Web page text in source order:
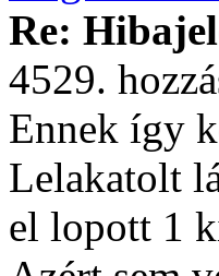
Re:
4529.
Ennek így
Lelakatolt
el lopott 1